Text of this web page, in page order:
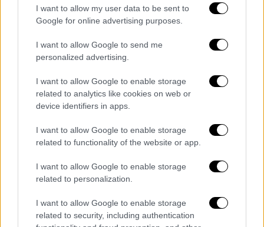
I want to allow my user data to be sent to
Google for online advertising purposes.
I want to allow Google to send me
personalized advertising.
I want to allow Google to enable storage
related to analytics like cookies on web or
device identifiers in apps.
I want to allow Google to enable storage
related to functionality of the website or app.
I want to allow Google to enable storage
related to personalization.
I want to allow Google to enable storage
related to security, including authentication
Οι δύο τραυματίες μεταφέρθηκαν στο ΚΑΤ,
κινδύνου , ενώ ο δεύτερος υποβλήθηκε σε
χειρουργική επέμβαση. Σημειώνεται ότι ο
26χρονος δράστης συνελήφθη από
αστυνομικούς τηςΔΙΑΣκαι οδηγήθηκε στην
Ασφάλεια Αχαρνών.
Διαβάστε ακόμη
Εκτελέσεις, συλλήψεις και νέοι
περιορισμοί: Το Ιράν σκληραίνει τη γραμμή
στο εσωτερικό εν μέσω πολέμου
Η πρώτη δήλωση της οικογένειας της
38χρονης Βρετανίδας που δολοφονήθηκε